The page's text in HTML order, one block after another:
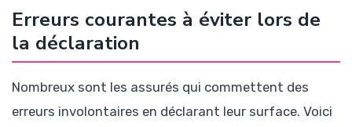
Erreurs courantes à éviter lors de
la déclaration
Nombreux sont les assurés qui commettent des
erreurs involontaires en déclarant leur surface. Voici